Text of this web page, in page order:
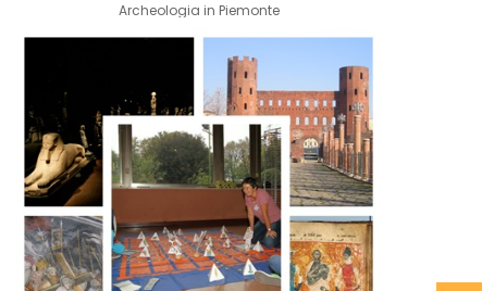
Archeologia in Piemonte